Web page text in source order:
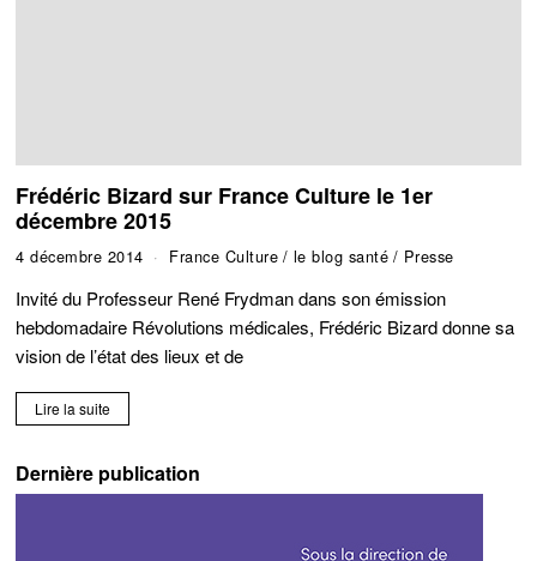
Frédéric Bizard sur France Culture le 1er
décembre 2015
4 décembre 2014 France Culture / le blog santé / Presse
Invité du Professeur René Frydman dans son émission
hebdomadaire Révolutions médicales, Frédéric Bizard donne sa
vision de l’état des lieux et de
Lire la suite
Dernière publication